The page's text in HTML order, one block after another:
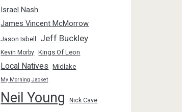
Israel Nash
James Vincent McMorrow
Jason Isbell Jeff Buckley
Kevin Morby Kings Of Leon
Local Natives Midlake
My Morning Jacket
Neil Young Nick Cave